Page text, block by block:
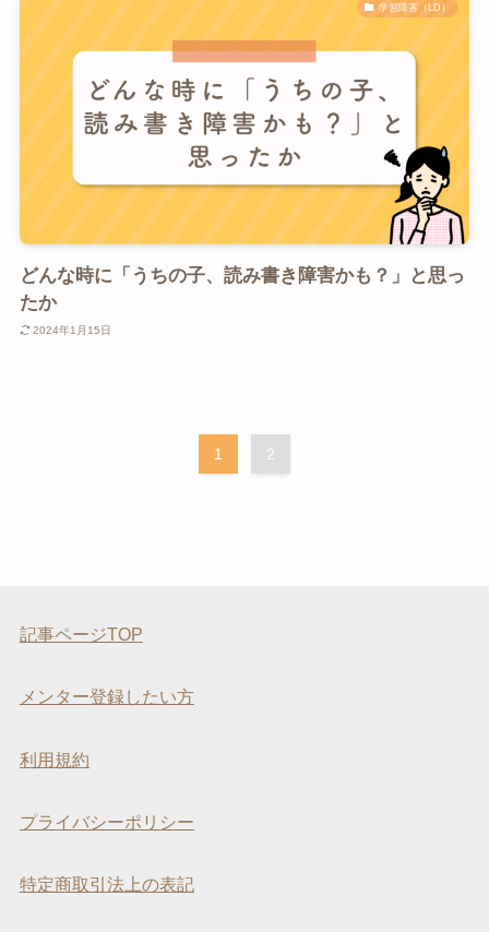
学習障害（LD）
どんな時に「うちの子、読み書き障害かも？」と思っ
たか
2024年1月15日
1 2
記事ページTOP
メンター登録したい方
利用規約
プライバシーポリシー
特定商取引法上の表記